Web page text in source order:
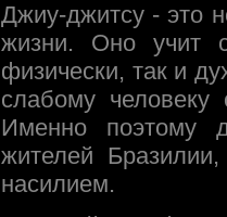
Джиу-джитсу - это
жизни. Оно учит
физически, так и
слабому
Именно поэтому
жителей
насилием.